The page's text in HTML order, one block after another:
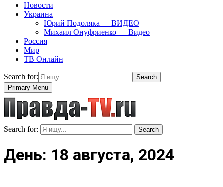
Новости
Украина
Юрий Подоляка — ВИДЕО
Михаил Онуфриенко — Видео
Россия
Мир
ТВ Онлайн
Search for:
Search
Primary Menu
Search for: Search
День: 18 августа, 2024